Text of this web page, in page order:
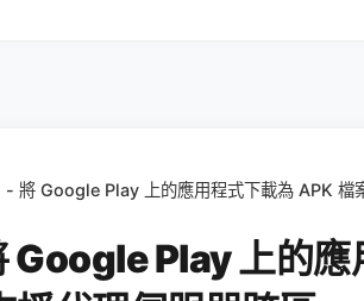
將 Google Play 上的應用程式下載為 APK 檔
Google Play 上的應